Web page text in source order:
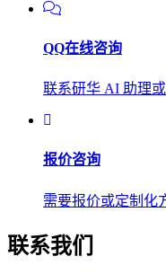
QQ在线咨询
联系研华 AI 助理
报价咨询
需要报价或定制化
联系我们